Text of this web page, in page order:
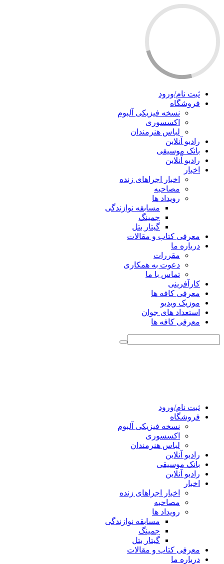
ثبت نام/ورود
فروشگاه
نسخه فیزیکی آلبوم
اکسسوری
لباس هنرمندان
رادیو آنلاین
بانک موسیقی
رادیو آنلاین
اخبار
اخبار اجراهای زنده
مصاحبه
رویداد ها
مسابقه نوازندگی
جمینگ
گیتار بتل
معرفی کتاب و مقالات
درباره ما
مقررات
دعوت به همکاری
تماس با ما
کارآفرینی
معرفی کافه ها
موزیک ویدیو
استعداد های جوان
معرفی کافه ها
ثبت نام/ورود
فروشگاه
نسخه فیزیکی آلبوم
اکسسوری
لباس هنرمندان
رادیو آنلاین
بانک موسیقی
رادیو آنلاین
اخبار
اخبار اجراهای زنده
مصاحبه
رویداد ها
مسابقه نوازندگی
جمینگ
گیتار بتل
معرفی کتاب و مقالات
درباره ما